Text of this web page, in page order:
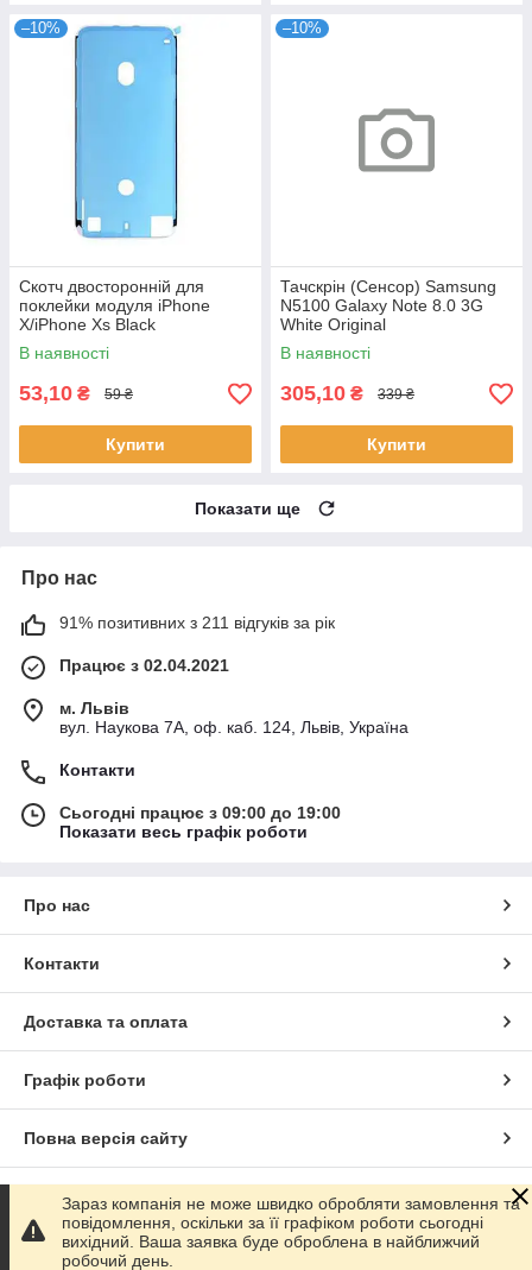
–10%
Скотч двосторонній для
поклейки модуля iPhone
X/iPhone Xs Black
В наявності
53,10 ₴ 59 ₴
Купити
–10%
Тачскрін (Сенсор) Samsung
N5100 Galaxy Note 8.0 3G
White Original
В наявності
305,10 ₴ 339 ₴
Купити
Показати ще
Про нас
91% позитивних з 211 відгуків за рік
Працює з 02.04.2021
м. Львів
вул. Наукова 7А, оф. каб. 124, Львів, Україна
Контакти
Сьогодні працює з 09:00 до 19:00
Показати весь графік роботи
Про нас
Контакти
Доставка та оплата
Графік роботи
Повна версія сайту
Сайт створено на маркетплейсі Prom.ua
Політика конфіденційності
Зараз компанія не може швидко обробляти замовлення та
повідомлення, оскільки за її графіком роботи сьогодні
вихідний. Ваша заявка буде оброблена в найближчий
робочий день.